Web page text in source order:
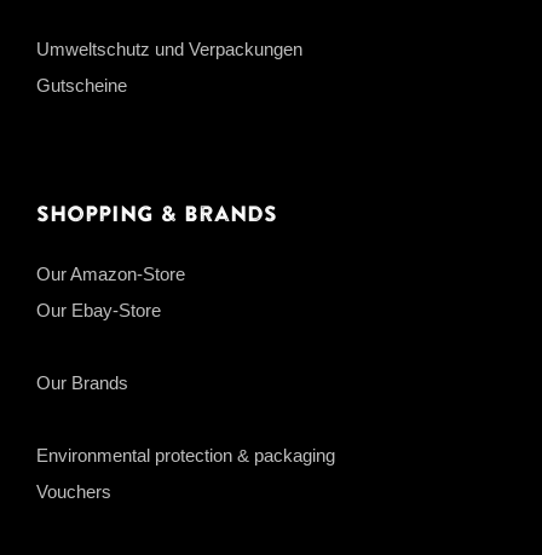
Umweltschutz und Verpackungen
Gutscheine
Shopping & Brands
Our Amazon-Store
Our Ebay-Store
Our Brands
Environmental protection & packaging
Vouchers